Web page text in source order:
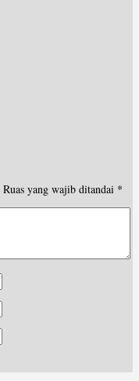
Ruas yang wajib ditandai *